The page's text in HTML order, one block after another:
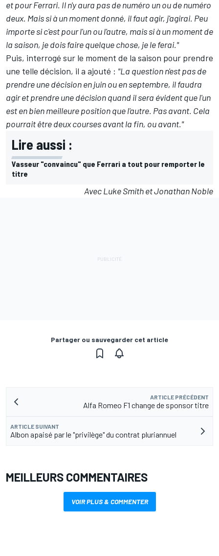
et pour Ferrari. Il n'y aura pas de numéro un ou de numéro
deux. Mais si à un moment donné, il faut agir, j'agirai. Peu
importe si c'est pour l'un ou l'autre, mais si à un moment de
la saison, je dois faire quelque chose, je le ferai."
Puis, interrogé sur le moment de la saison pour prendre
une telle décision, il a ajouté : "La question n'est pas de
prendre une décision en juin ou en septembre, il faudra
agir et prendre une décision quand il sera évident que l'un
est en bien meilleure position que l'autre. Pas avant. Cela
pourrait être deux courses avant la fin, ou avant."
Lire aussi :
Vasseur "convaincu" que Ferrari a tout pour remporter le
titre
Avec Luke Smith et Jonathan Noble
Partager ou sauvegarder cet article
ARTICLE PRÉCÉDENT
Alfa Romeo F1 change de sponsor titre
ARTICLE SUIVANT
Albon apaisé par le "privilège" du contrat pluriannuel
MEILLEURS COMMENTAIRES
VOIR PLUS & COMMENTER